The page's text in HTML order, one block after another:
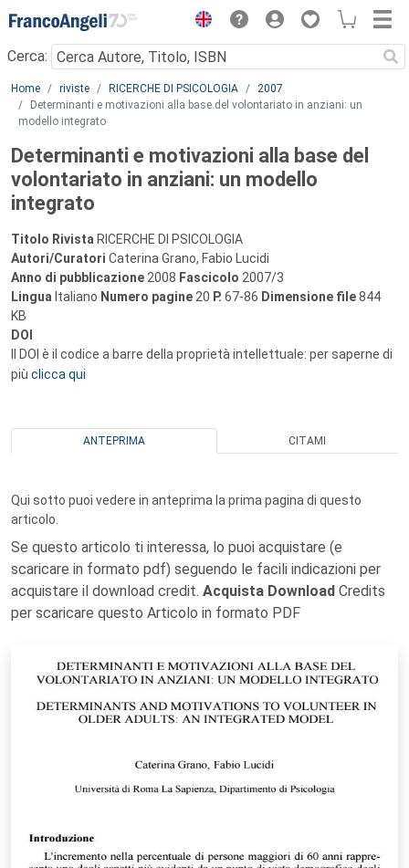
Menu
Cerca:
Main content
Home riviste RICERCHE DI PSICOLOGIA
2007
Determinanti e motivazioni alla base del volontariato in anziani: un
modello integrato
Determinanti e motivazioni alla base del
volontariato in anziani: un modello
integrato
Titolo Rivista RICERCHE DI PSICOLOGIA
Autori/Curatori Caterina Grano, Fabio Lucidi
Anno di pubblicazione 2008 Fascicolo 2007/3
Lingua Italiano Numero pagine 20 P. 67-86 Dimensione file844
KB
DOI
Il DOI è il codice a barre della proprietà intellettuale: per saperne di
più clicca qui
ANTEPRIMA CITAMI
Qui sotto puoi vedere in anteprima la prima pagina di questo
articolo.
Se questo articolo ti interessa, lo puoi acquistare (e
scaricare in formato pdf) seguendo le facili indicazioni per
acquistare il download credit. Acquista Download Credits
per scaricare questo Articolo in formato PDF